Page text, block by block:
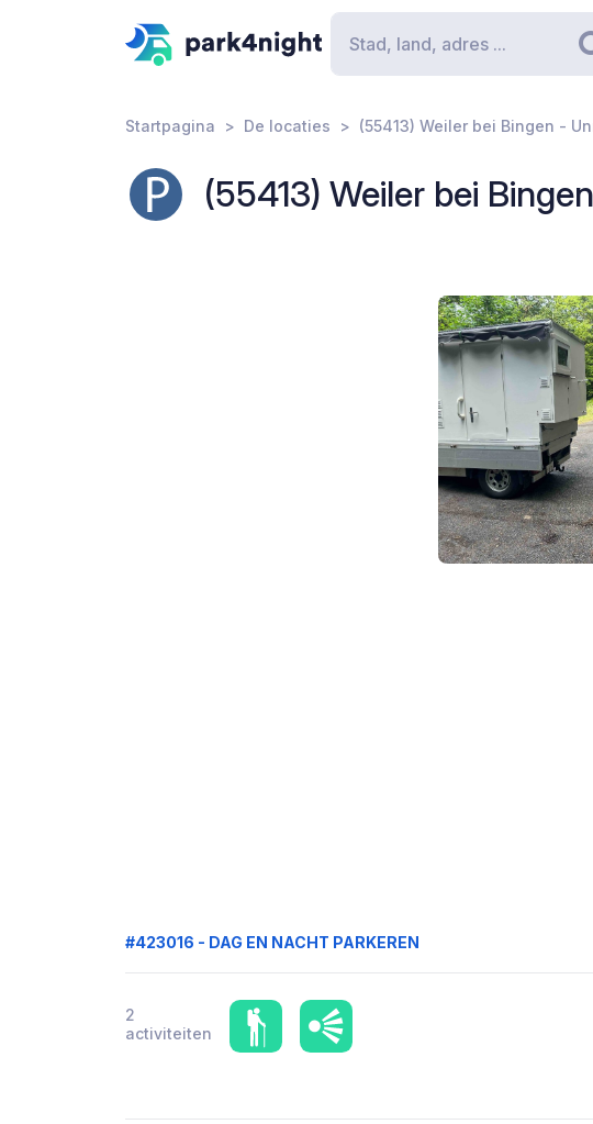
Startpagina De locaties (55413) Weiler bei Bingen -
(55413) Weiler bei
#423016 - DAG EN NACHT PARKEREN
2
activiteiten